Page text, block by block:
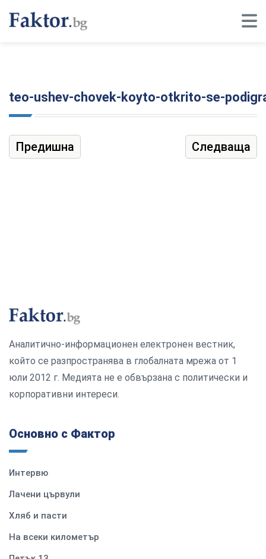
teo-ushev-chovek-koyto-otkrito-se-
Предишна Следваща
Аналитично-информационен електронен вестник,
който се разпространява в глобалната мрежа от 1
юли 2012 г. Медията не е обвързана с политически и
корпоративни интереси.
Основно с Фактор
Интервю
Лачени цървули
Хляб и пасти
На всеки километър